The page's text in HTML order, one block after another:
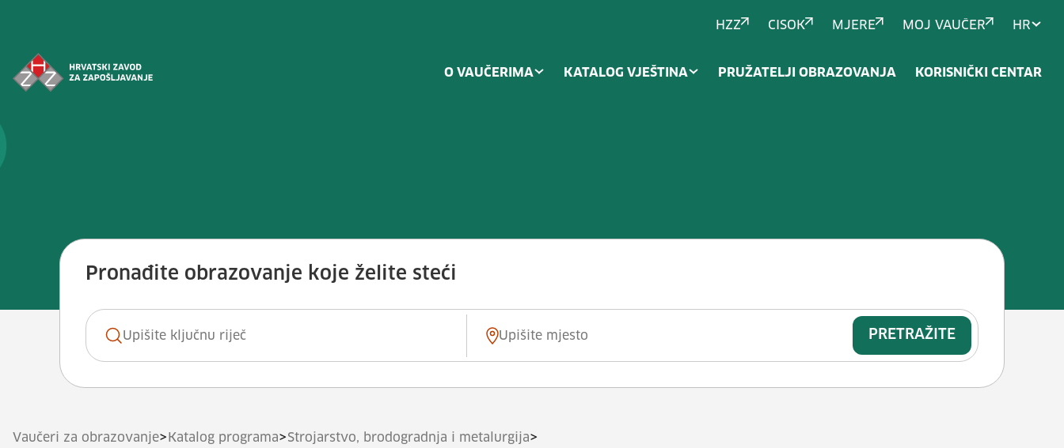
HZZ CISOK MJERE MOJ VAUČER HR
O VAUČERIMA KATALOG VJEŠTINA PRUŽATELJI OBRAZOVANJA KORISNIČKI CENTAR
Vještina: <span>Redovito servisirati/dijagnosticirati kvar i popraviti komponente na hibridnom i
Pronađite obrazovanje koje želite steći
Ključna riječ Mjesto
PRETRAŽITE
Vaučeri za obrazovanje> Katalog programa>Strojarstvo, brodogradnja i metalurgija>